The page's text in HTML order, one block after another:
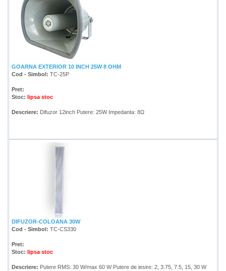
GOARNA EXTERIOR 10 INCH 25W 8 OHM
Cod - Simbol: TC-25P
Pret:
Stoc: lipsa stoc
Descriere: Difuzor 12inch Putere: 25W Impedanta: 8Ω
DIFUZOR-COLOANA 30W
Cod - Simbol: TC-CS330
Pret:
Stoc: lipsa stoc
Descriere: Putere RMS: 30 W/max 60 W Putere de iesire: 2, 3.75, 7.5, 15, 30 W